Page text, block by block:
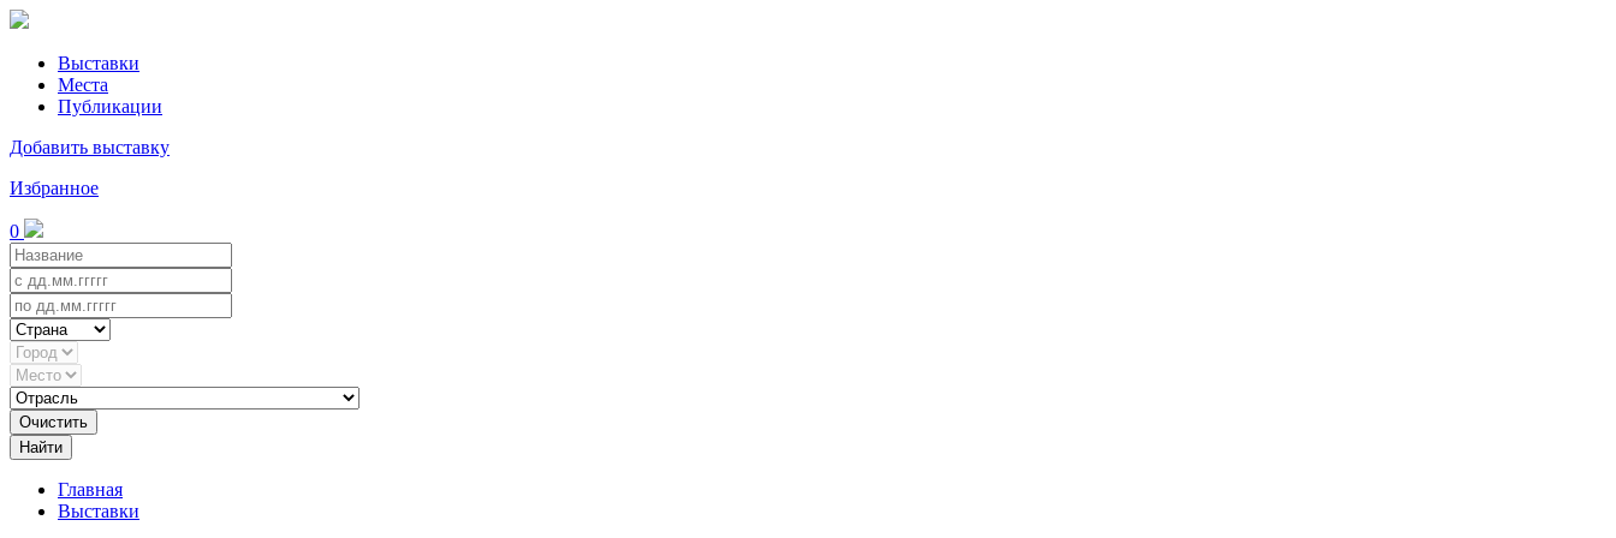
Выставки
Места
Публикации
Добавить выставку
Избранное
0
Очистить
Найти
Главная
Выставки